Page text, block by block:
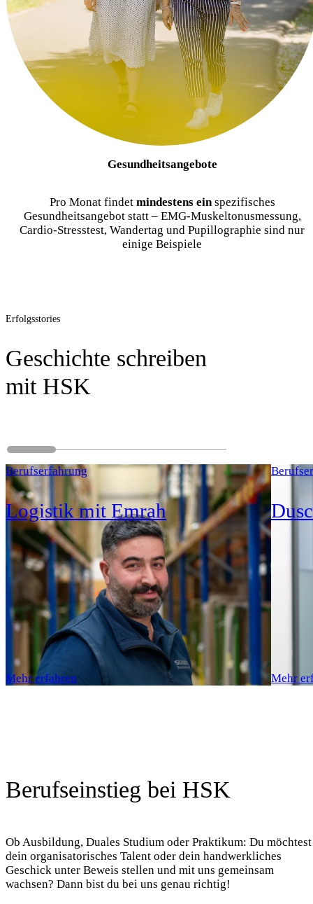
Gesundheitsangebote
Pro Monat findet mindestens einspezifisches
Gesundheitsangebot statt – EMG-Muskeltonusmessung,
Cardio-Stresstest, Wandertag und Pupillographie sind nur
einige Beispiele
Erfolgsstories
Geschichte schreiben
mit HSK
Berufserfahrung
Logistik mit Emrah
Mehr erfahren Mehr
Berufseinstieg bei HSK
Ob Ausbildung, Duales Studium oder Praktikum: Du möchtest
dein organisatorisches Talent oder dein handwerkliches
Geschick unter Beweis stellen und mit uns gemeinsam
wachsen? Dann bist du bei uns genau richtig!